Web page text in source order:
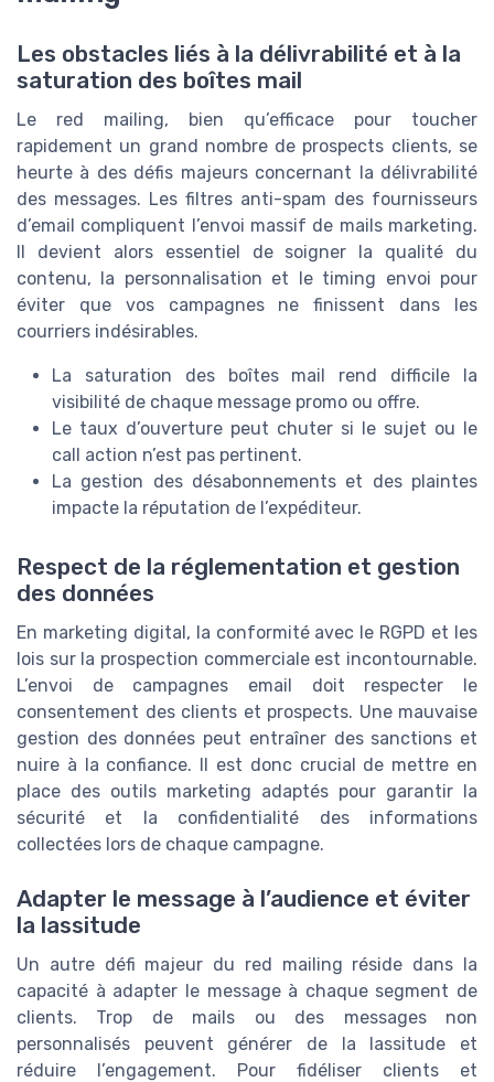
Les obstacles liés à la délivrabilité et à la
saturation des boîtes mail
Le red mailing, bien qu’efficace pour toucher
rapidement un grand nombre de prospects clients, se
heurte à des défis majeurs concernant la délivrabilité
des messages. Les filtres anti-spam des fournisseurs
d’email compliquent l’envoi massif de mails marketing.
Il devient alors essentiel de soigner la qualité du
contenu, la personnalisation et le timing envoi pour
éviter que vos campagnes ne finissent dans les
courriers indésirables.
La saturation des boîtes mail rend difficile la
visibilité de chaque message promo ou offre.
Le taux d’ouverture peut chuter si le sujet ou le
call action n’est pas pertinent.
La gestion des désabonnements et des plaintes
impacte la réputation de l’expéditeur.
Respect de la réglementation et gestion
des données
En marketing digital, la conformité avec le RGPD et les
lois sur la prospection commerciale est incontournable.
L’envoi de campagnes email doit respecter le
consentement des clients et prospects. Une mauvaise
gestion des données peut entraîner des sanctions et
nuire à la confiance. Il est donc crucial de mettre en
place des outils marketing adaptés pour garantir la
sécurité et la confidentialité des informations
collectées lors de chaque campagne.
Adapter le message à l’audience et éviter
la lassitude
Un autre défi majeur du red mailing réside dans la
capacité à adapter le message à chaque segment de
clients. Trop de mails ou des messages non
personnalisés peuvent générer de la lassitude et
réduire l’engagement. Pour fidéliser clients et